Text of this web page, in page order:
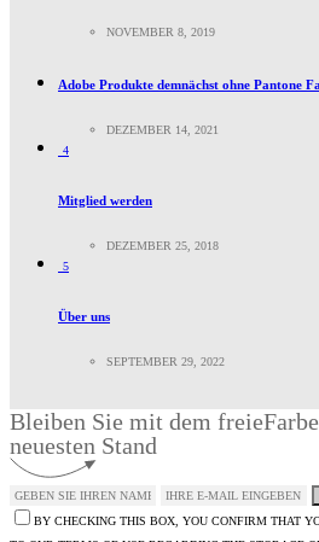
NOVEMBER 8, 2019
Adobe Produkte demnächst ohne Pantone
DEZEMBER 14, 2021
4
Mitglied werden
DEZEMBER 25, 2018
5
Über uns
SEPTEMBER 29, 2022
Bleiben Sie mit dem
neuesten Stand
BY CHECKING THIS BOX, YOU CONFIRM THAT